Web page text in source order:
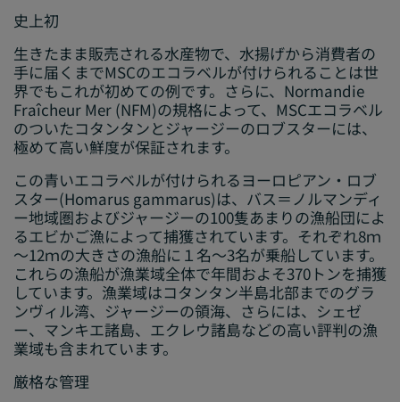
史上初
生きたまま販売される水産物で、水揚げから消費者の
手に届くまでMSCのエコラベルが付けられることは世
界でもこれが初めての例です。さらに、Normandie
Fraîcheur Mer (NFM)の規格によって、MSCエコラベル
のついたコタンタンとジャージーのロブスターには、
極めて高い鮮度が保証されます。
この青いエコラベルが付けられるヨーロピアン・ロブ
スター(Homarus gammarus)は、バス＝ノルマンディ
ー地域圏およびジャージーの100隻あまりの漁船団によ
るエビかご漁によって捕獲されています。それぞれ8ｍ
～12ｍの大きさの漁船に１名～3名が乗船しています。
これらの漁船が漁業域全体で年間およそ370トンを捕獲
しています。漁業域はコタンタン半島北部までのグラ
ンヴィル湾、ジャージーの領海、さらには、シェゼ
ー、マンキエ諸島、エクレウ諸島などの高い評判の漁
業域も含まれています。
厳格な管理